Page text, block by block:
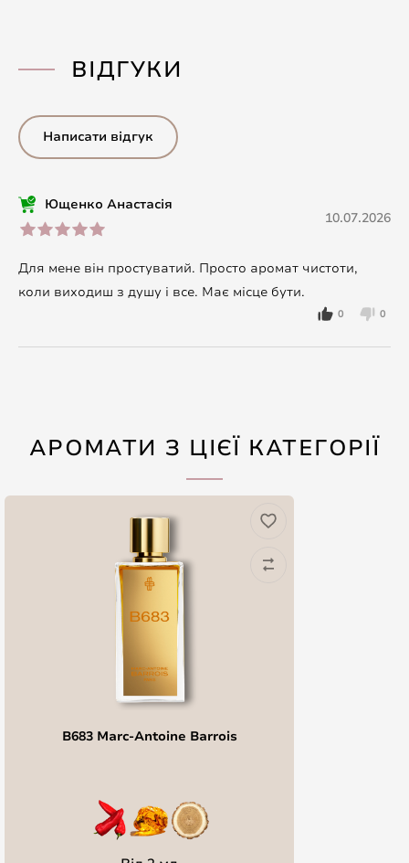
ВІДГУКИ
Написати відгук
Ющенко Анастасія
10.07.2026
Для мене він простуватий. Просто аромат чистоти,
коли виходиш з душу і все. Має місце бути.
0 0
АРОМАТИ З ЦІЄЇ КАТЕГОРІЇ
B683 Marc-Antoine Barrois